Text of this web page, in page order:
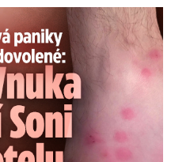
hotelu poštípaly štěnice!